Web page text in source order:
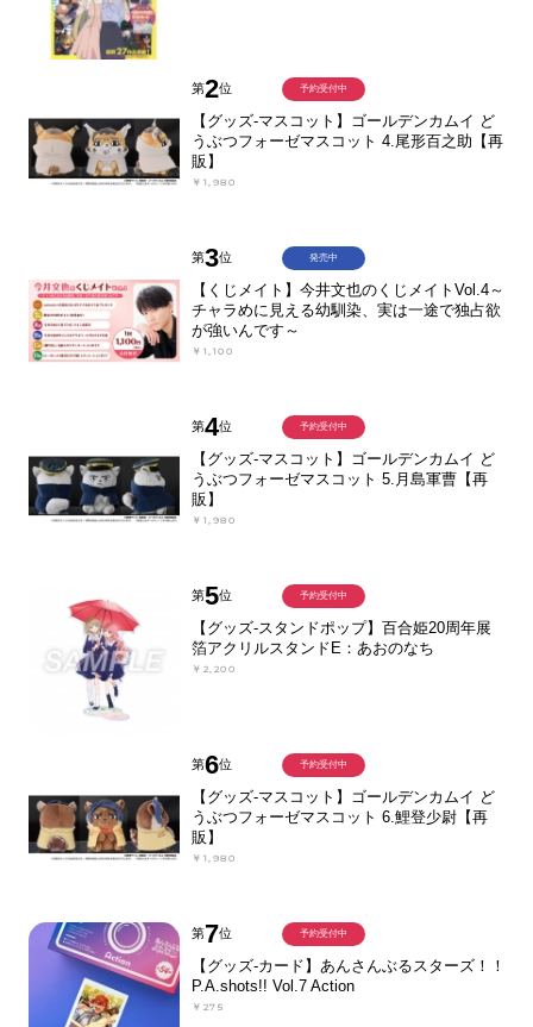
第2位
【グッズ-マスコット】ゴールデンカムイ ど
うぶつフォーゼマスコット 4.尾形百之助【再
販】
￥1,980
予約受付中
第3位
【くじメイト】今井文也のくじメイトVol.4～
チャラめに見える幼馴染、実は一途で独占欲
が強いんです～
￥1,100
発売中
第4位
【グッズ-マスコット】ゴールデンカムイ ど
うぶつフォーゼマスコット 5.月島軍曹【再
販】
￥1,980
予約受付中
第5位
【グッズ-スタンドポップ】百合姫20周年展
箔アクリルスタンドE：あおのなち
￥2,200
予約受付中
第6位
【グッズ-マスコット】ゴールデンカムイ ど
うぶつフォーゼマスコット 6.鯉登少尉【再
販】
￥1,980
予約受付中
第7位
【グッズ-カード】あんさんぶるスターズ！！
P.A.shots!! Vol.7 Action
￥275
予約受付中